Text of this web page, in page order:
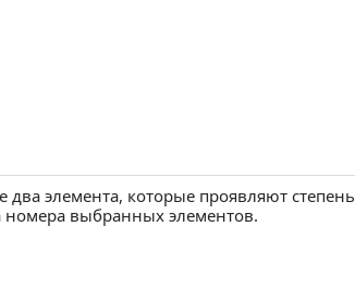
элемента, которые проявляют степень
номера выбранных элементов.